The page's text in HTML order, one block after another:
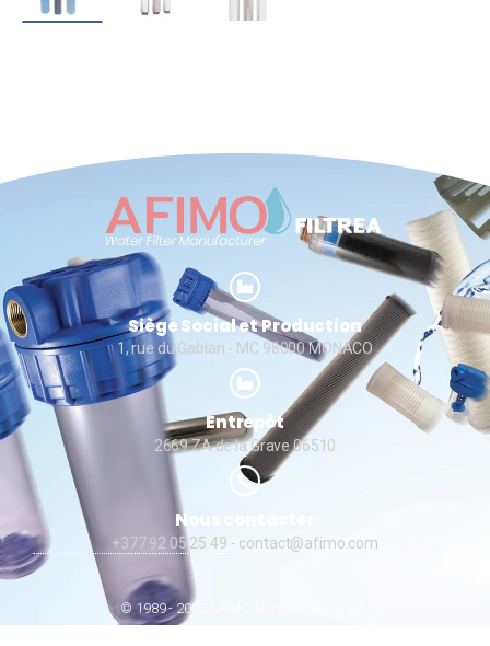
Siège Social et Production
1, rue du Gabian - MC 98000 MONACO
Entrepôt
2669 ZA de la Grave 06510
Nous contacter
+377 92 05 25 49 - contact@afimo.com
© 1989 - 2025 AFIMO All rights Reserved.